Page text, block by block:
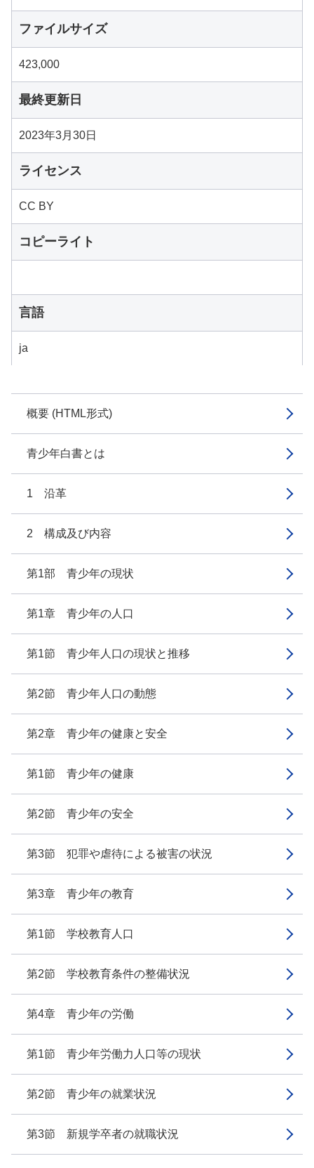
概要 (HTML形式)
青少年白書とは
1 沿革
2 構成及び内容
第1部 青少年の現状
第1章 青少年の人口
第1節 青少年人口の現状と推移
第2節 青少年人口の動態
第2章 青少年の健康と安全
第1節 青少年の健康
第2節 青少年の安全
第3節 犯罪や虐待による被害の状況
第3章 青少年の教育
第1節 学校教育人口
第2節 学校教育条件の整備状況
第4章 青少年の労働
第1節 青少年労働力人口等の現状
第2節 青少年の就業状況
第3節 新規学卒者の就職状況
ファイルサイズ
423,000
最終更新日
2023年3月30日
ライセンス
CC BY
コピーライト
言語
ja